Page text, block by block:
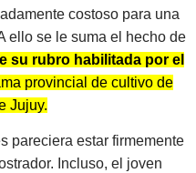
costoso para una
ello se le suma el hecho de
su rubro habilitada por el
provincial de cultivo de
Jujuy.
pareciera estar firmemente
Incluso, el joven